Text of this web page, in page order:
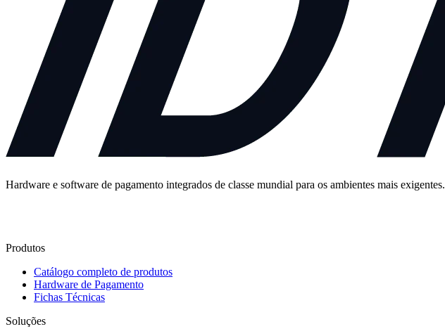
Hardware e software de pagamento integrados de classe mundial para os ambientes mais exigentes.
Produtos
Catálogo completo de produtos
Hardware de Pagamento
Fichas Técnicas
Soluções